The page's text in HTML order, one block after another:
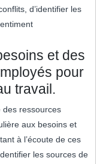
d’identifier les
et des
pour
travail.
des ressources
aux besoins et
à l’écoute de ces
les sources de